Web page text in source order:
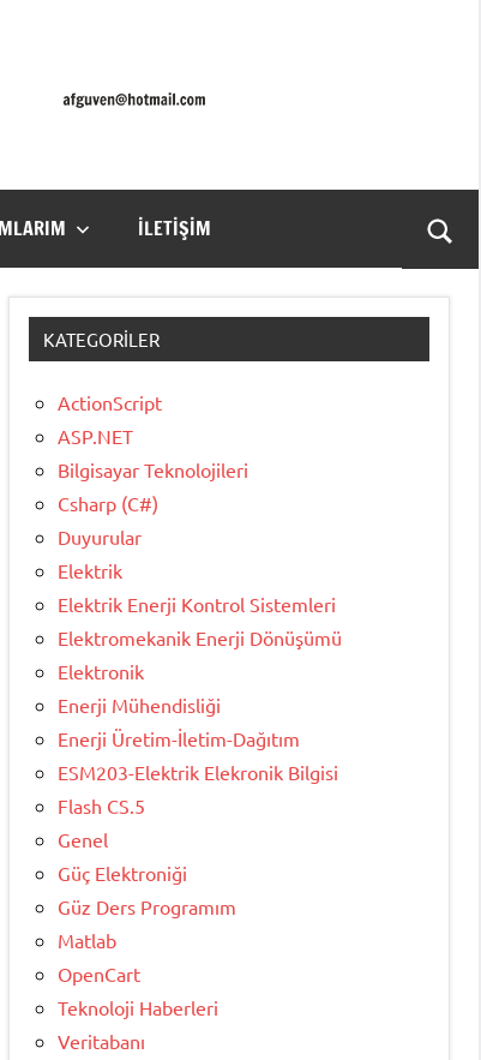
İLETIŞIM
KATEGORILER
ActionScript
ASP.NET
Bilgisayar Teknolojileri
Csharp (C#)
Duyurular
Elektrik
Elektrik Enerji Kontrol Sistemleri
Elektromekanik Enerji Dönüşümü
Elektronik
Enerji Mühendisliği
Enerji Üretim-İletim-Dağıtım
ESM203-Elektrik Elekronik Bilgisi
Flash CS.5
Genel
Güç Elektroniği
Güz Ders Programım
Matlab
OpenCart
Teknoloji Haberleri
Veritabanı